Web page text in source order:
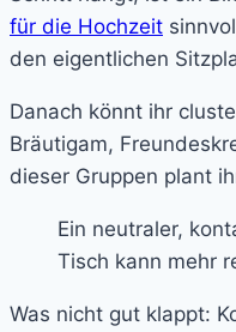
für die Hochzeit
den eigentlichen
Danach könnt ihr
Bräutigam,
dieser Gruppen plant
Ein neutraler,
Tisch kann mehr
Was nicht gut klappt: